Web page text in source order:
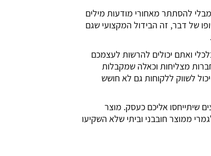
להסתתר מאחורי מודעות מילים
של דבר, זה הבידול המקצועי שגם
ואתם יכולים להרשות לעצמכם
מצליחות וכאלה שמקבלות
לשווק ללקוחות גם לא חושש
שיתייחסו אליכם כעסק. מוצר
ממוצר חובבני וביתי שלא השקיעו